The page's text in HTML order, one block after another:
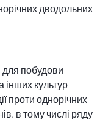
дводольних
побудови
інших культур
проти однорічних
в тому числі ряду